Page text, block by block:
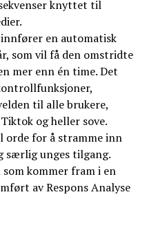
knyttet til
en automatisk
som vil få den omstridte
mer enn én time. Det
til alle brukere,
og heller sove.
orde for å stramme inn
særlig unges tilgang.
kommer fram i en
av Respons Analyse